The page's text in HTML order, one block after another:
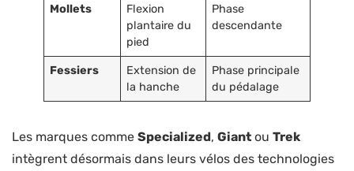
Mollets
Flexion
plantaire du
pied
Phase
descendante
Fessiers
Extension de
la hanche
Phase principale
du pédalage
Les marques comme Specialized, Giant ou Trek
intègrent désormais dans leurs vélos des technologies